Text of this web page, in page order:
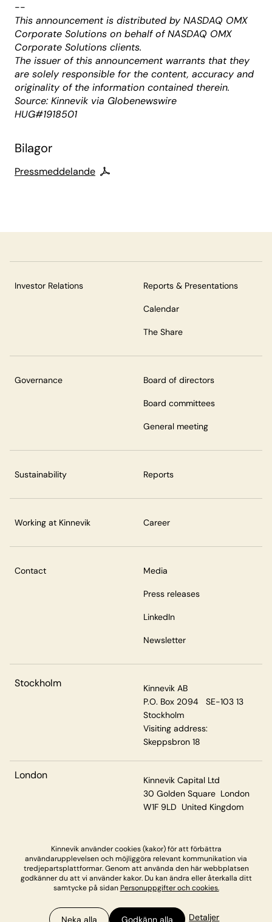
--
This announcement is distributed by NASDAQ OMX
Corporate Solutions on behalf of NASDAQ OMX
Corporate Solutions clients.
The issuer of this announcement warrants that they
are solely responsible for the content, accuracy and
originality of the information contained therein.
Source: Kinnevik via Globenewswire
HUG#1918501
Bilagor
Pressmeddelande
Investor Relations Reports & Presentations
Calendar
The Share
Governance Board of directors
Board committees
General meeting
Sustainability Reports
Working at Kinnevik Career
Contact Media
Press releases
LinkedIn
Newsletter
Stockholm
Kinnevik AB
P.O. Box 2094 SE-103 13
Stockholm
Visiting address:
Skeppsbron 18
London
Kinnevik Capital Ltd
30 Golden Square London
W1F 9LD United Kingdom
Privacy & CookiesKinnevik använder cookies (kakor) för att förbättra
användarupplevelsen och möjliggöra relevant kommunikation via
tredjepartsplattformar. Genom att använda den här webbplatsen
godkänner du att vi använder kakor. Du kan ändra eller återkalla ditt
samtycke på sidan Personuppgifter och cookies.
Detaljer
Neka alla Godkänn alla